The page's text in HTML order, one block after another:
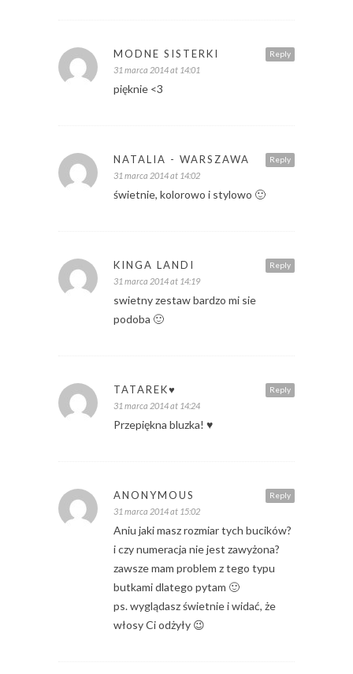
Reply
MODNE SISTERKI
31 marca 2014 at 14:01
pięknie <3
Reply
NATALIA - WARSZAWA
31 marca 2014 at 14:02
świetnie, kolorowo i stylowo 🙂
Reply
KINGA LANDI
31 marca 2014 at 14:19
swietny zestaw bardzo mi sie
podoba 🙂
Reply
TATAREK♥
31 marca 2014 at 14:24
Przepiękna bluzka! ♥
Reply
ANONYMOUS
31 marca 2014 at 15:02
Aniu jaki masz rozmiar tych bucików?
i czy numeracja nie jest zawyżona?
zawsze mam problem z tego typu
butkami dlatego pytam 🙂
ps. wyglądasz świetnie i widać, że
włosy Ci odżyły 😉